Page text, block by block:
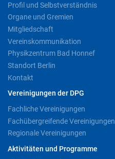
Profil und Selbstverständnis
Organe und Gremien
Mitgliedschaft
Vereinskommunikation
Physikzentrum Bad Honnef
Standort Berlin
Kontakt
Vereinigungen der DPG
Fachliche Vereinigungen
Fachübergreifende Vereinigungen
Regionale Vereinigungen
Aktivitäten und Programme